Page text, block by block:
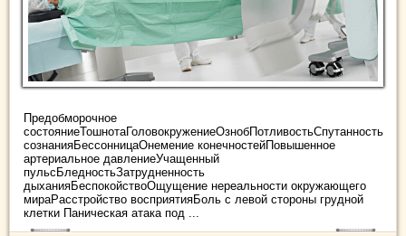
Предобморочное
состояниеТошнотаГоловокружениеОзнобПотливостьСпутанность
сознанияБессонницаОнемение конечностейПовышенное
артериальное давлениеУчащенный
пульсБледностьЗатрудненность
дыханияБеспокойствоОщущение нереальности окружающего
мираРасстройство восприятияБоль с левой стороны грудной
клетки Паническая атака под ...